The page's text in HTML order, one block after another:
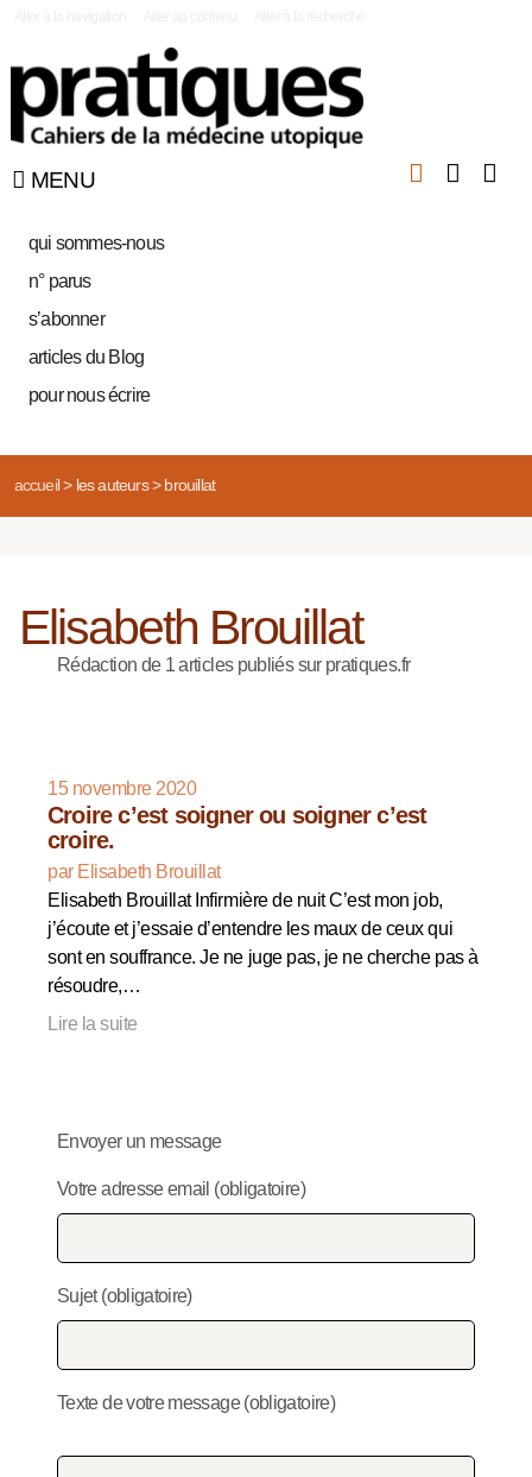
MENU
qui sommes-nous
n° parus
s’abonner
articles du Blog
pour nous écrire
accueil> les auteurs> brouillat
Elisabeth Brouillat
Rédaction de 1 articles publiés sur pratiques.fr
15 novembre 2020
Croire c’est soigner ou soigner c’est
croire.
par Elisabeth Brouillat
Elisabeth Brouillat Infirmière de nuit C’est mon job,
j’écoute et j’essaie d’entendre les maux de ceux qui
sont en souffrance. Je ne juge pas, je ne cherche pas à
résoudre,…
Lire la suite
Envoyer un message
Votre adresse email (obligatoire)
Sujet (obligatoire)
Texte de votre message (obligatoire)